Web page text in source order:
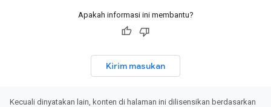
Apakah informasi ini membantu?
Kirim masukan
Kecuali dinyatakan lain, konten di halaman ini dilisensikan berdasarkan